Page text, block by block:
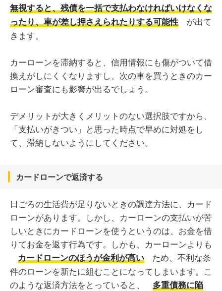
無視すると、残債を一括で支払わなければいけなくな
ったり、車が差し押さえられたりする可能性
が出て
きます。
カーローンを滞納すると、信用情報にも傷がついて借
換えがしにくくなりますし、次の車を買うときのカー
ローン審査にも影響が出るでしょう。
デメリットが大きくメリットのない選択肢ですから、
「支払いがきつい」と思った時点で早めに対処をし
て、滞納しないようにしてください。
カードローンで返済する
日ごろの生活費が足りないときの調達方法に、カード
ローンがあります。しかし、カーローンの支払いが苦
しいときにカードローンを使うというのは、お金を借
りてお金を返す行為です。しかも、カーローンよりも
カードローンのほうが金利が高い
ため、不利な条
件のローンを新たに組むことになってしまいます。こ
のような返済方法をとっていると、
多重債務に陥